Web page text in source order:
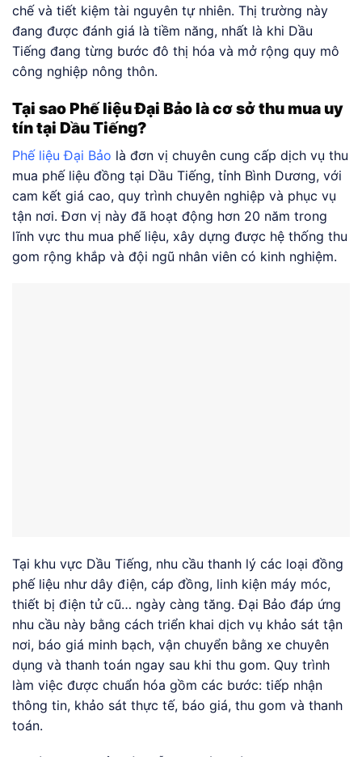
chế và tiết kiệm tài nguyên tự nhiên. Thị trường này
đang được đánh giá là tiềm năng, nhất là khi Dầu
Tiếng đang từng bước đô thị hóa và mở rộng quy mô
công nghiệp nông thôn.
Tại sao Phế liệu Đại Bảo là cơ sở thu mua uy
tín tại Dầu Tiếng?
Phế liệu Đại Bảo là đơn vị chuyên cung cấp dịch vụ thu
mua phế liệu đồng tại Dầu Tiếng, tỉnh Bình Dương, với
cam kết giá cao, quy trình chuyên nghiệp và phục vụ
tận nơi. Đơn vị này đã hoạt động hơn 20 năm trong
lĩnh vực thu mua phế liệu, xây dựng được hệ thống thu
gom rộng khắp và đội ngũ nhân viên có kinh nghiệm.
Tại khu vực Dầu Tiếng, nhu cầu thanh lý các loại đồng
phế liệu như dây điện, cáp đồng, linh kiện máy móc,
thiết bị điện tử cũ… ngày càng tăng. Đại Bảo đáp ứng
nhu cầu này bằng cách triển khai dịch vụ khảo sát tận
nơi, báo giá minh bạch, vận chuyển bằng xe chuyên
dụng và thanh toán ngay sau khi thu gom. Quy trình
làm việc được chuẩn hóa gồm các bước: tiếp nhận
thông tin, khảo sát thực tế, báo giá, thu gom và thanh
toán.